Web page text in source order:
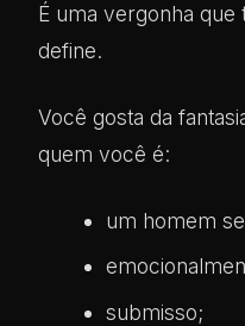
É uma vergonha que
define.
Você gosta da
quem você é:
um homem
submisso;